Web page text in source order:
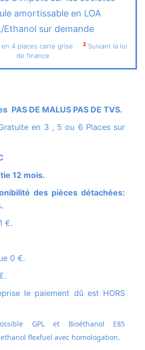
amortissable en LOA
Ethanol sur demande
4 places carte grise 2 Suivant la loi
de finance
PAS DE MALUS PAS DE TVS.
12 mois.
€.
0 €.
GPL et Bioéthanol E85
flexfuel avec homologation.